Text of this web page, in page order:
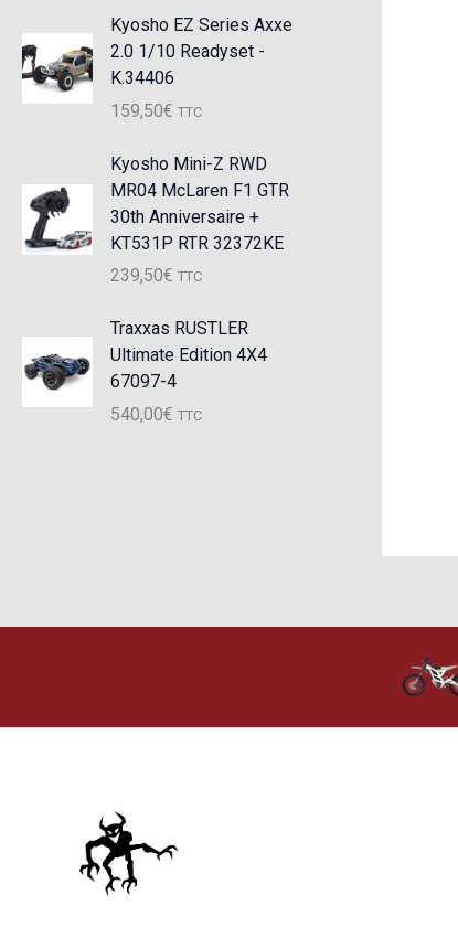
Kyosho EZ Series Axxe
2.0 1/10 Readyset -
K.34406
159,50€ TTC
Kyosho Mini-Z RWD
MR04 McLaren F1 GTR
30th Anniversaire +
KT531P RTR 32372KE
239,50€ TTC
Traxxas RUSTLER
Ultimate Edition 4X4
67097-4
540,00€ TTC